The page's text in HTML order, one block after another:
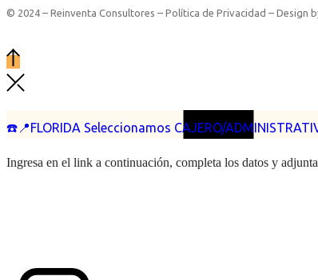
☎️📍FLORIDA Seleccionamos CAJERO/
© 2024 – Reinventa Consultores – Política de Privacidad – Design
Ingresa en el link a continuación, completa los datos y